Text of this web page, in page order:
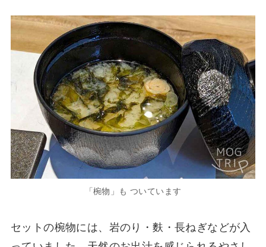
「椀物」も ついています
セットの椀物には、岩のり・麩・長ねぎなどが入